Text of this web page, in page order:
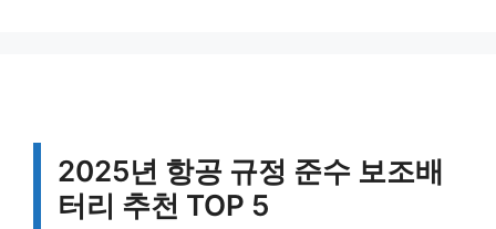
2025년 항공 규정 준수 보조배
터리 추천 TOP 5